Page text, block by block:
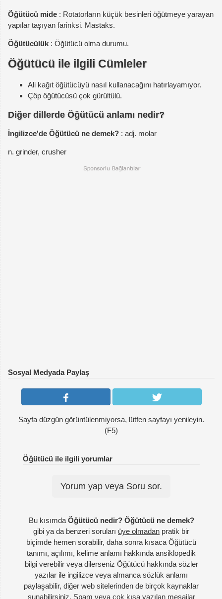
Öğütücü mide : Rotatorların küçük besinleri öğütmeye yarayan
yapılar taşıyan farinksi. Mastaks.
Öğütücülük : Öğütücü olma durumu.
Öğütücü ile ilgili Cümleler
Ali kağıt öğütücüyü nasıl kullanacağını hatırlayamıyor.
Çöp öğütücüsü çok gürültülü.
Diğer dillerde Öğütücü anlamı nedir?
İngilizce'de Öğütücü ne demek? : adj. molar
n. grinder, crusher
Sosyal Medyada Paylaş
Sayfa düzgün görüntülenmiyorsa, lütfen sayfayı yenileyin.
(F5)
Öğütücü ile ilgili yorumlar
Yorum yap veya Soru sor.
Bu kısımda Öğütücü nedir? Öğütücü ne demek?
gibi ya da benzeri soruları üye olmadan pratik bir
biçimde hemen sorabilir, daha sonra kısaca Öğütücü
tanımı, açılımı, kelime anlamı hakkında ansiklopedik
bilgi verebilir veya dilerseniz Öğütücü hakkında sözler
yazılar ile ingilizce veya almanca sözlük anlamı
paylaşabilir, diğer web sitelerinden de birçok kaynaklar
sunabilirsiniz. Spam veya çok kısa yazılan mesajlar